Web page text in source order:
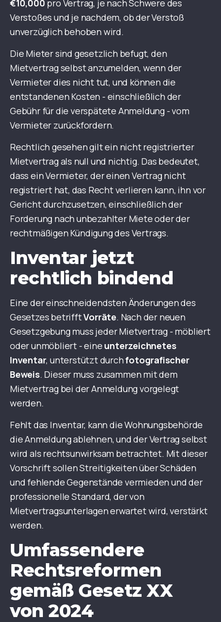
€10,000 pro Vertrag, je nach Schwere des
Verstoßes und je nachdem, ob der Verstoß
unverzüglich behoben wird.
Die Mieter sind gesetzlich befugt, den
Mietvertrag selbst anzumelden, wenn der
Vermieter dies nicht tut, und können die
entstandenen Kosten - einschließlich der
Gebühr für die verspätete Anmeldung - vom
Vermieter zurückfordern.
Rechtlich gesehen gilt ein nicht registrierter
Mietvertrag als null und nichtig. Das bedeutet,
dass ein Vermieter, der einen Vertrag nicht
registriert hat, das Recht verlieren kann, ihn vor
Gericht durchzusetzen, einschließlich der
Forderung nach unbezahlter Miete oder der
rechtmäßigen Kündigung des Vertrags.
Inventar jetzt
rechtlich bindend
Eine der einschneidendsten Änderungen des
Gesetzes betrifftVorräte. Nach der neuen
Gesetzgebung muss jeder Mietvertrag - möbliert
oder unmöbliert - eine unterzeichnetes
Inventar, unterstützt durchfotografischer
Beweis. Dieser muss zusammen mit dem
Mietvertrag bei der Anmeldung vorgelegt
werden.
Fehlt das Inventar, kann die Wohnungsbehörde
die Anmeldung ablehnen, und der Vertrag selbst
wird als rechtsunwirksam betrachtet. Mit dieser
Vorschrift sollen Streitigkeiten über Schäden
und fehlende Gegenstände vermieden und der
professionelle Standard, der von
Mietvertragsunterlagen erwartet wird, verstärkt
werden.
Umfassendere
Rechtsreformen
gemäß Gesetz XX
von 2024